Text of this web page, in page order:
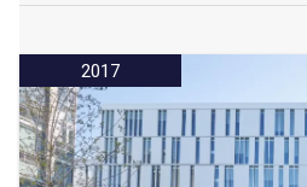
2017